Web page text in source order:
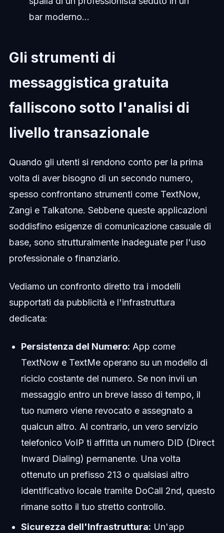
bar moderno...
Gli strumenti di
messaggistica gratuita
falliscono sotto l'analisi di
livello transazionale
Quando gli utenti si rendono conto per la prima
volta di aver bisogno di un secondo numero,
spesso confrontano strumenti come TextNow,
Zangi e Talkatone. Sebbene queste applicazioni
soddisfino esigenze di comunicazione casuale di
base, sono strutturalmente inadeguate per l'uso
professionale o finanziario.
Vediamo un confronto diretto tra i modelli
supportati da pubblicità e l'infrastruttura
dedicata:
Persistenza del Numero: App come
TextNow e TextMe operano su un modello di
riciclo costante del numero. Se non invii un
messaggio entro un breve lasso di tempo, il
tuo numero viene revocato e assegnato a
qualcun altro. Al contrario, un vero servizio
telefonico VoIP ti affitta un numero DID (Direct
Inward Dialing) permanente. Una volta
ottenuto un prefisso 213 o qualsiasi altro
identificativo locale tramite DoCall 2nd, questo
rimane sotto il tuo stretto controllo.
Sicurezza dell'Infrastruttura: Un'app